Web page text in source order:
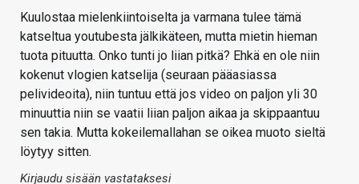
Kuulostaa mielenkiintoiselta ja varmana tulee tämä
katseltua youtubesta jälkikäteen, mutta mietin hieman
tuota pituutta. Onko tunti jo liian pitkä? Ehkä en ole niin
kokenut vlogien katselija (seuraan pääasiassa
pelivideoita), niin tuntuu että jos video on paljon yli 30
minuuttia niin se vaatii liian paljon aikaa ja skippaantuu
sen takia. Mutta kokeilemallahan se oikea muoto sieltä
löytyy sitten.
Kirjaudu sisään vastataksesi